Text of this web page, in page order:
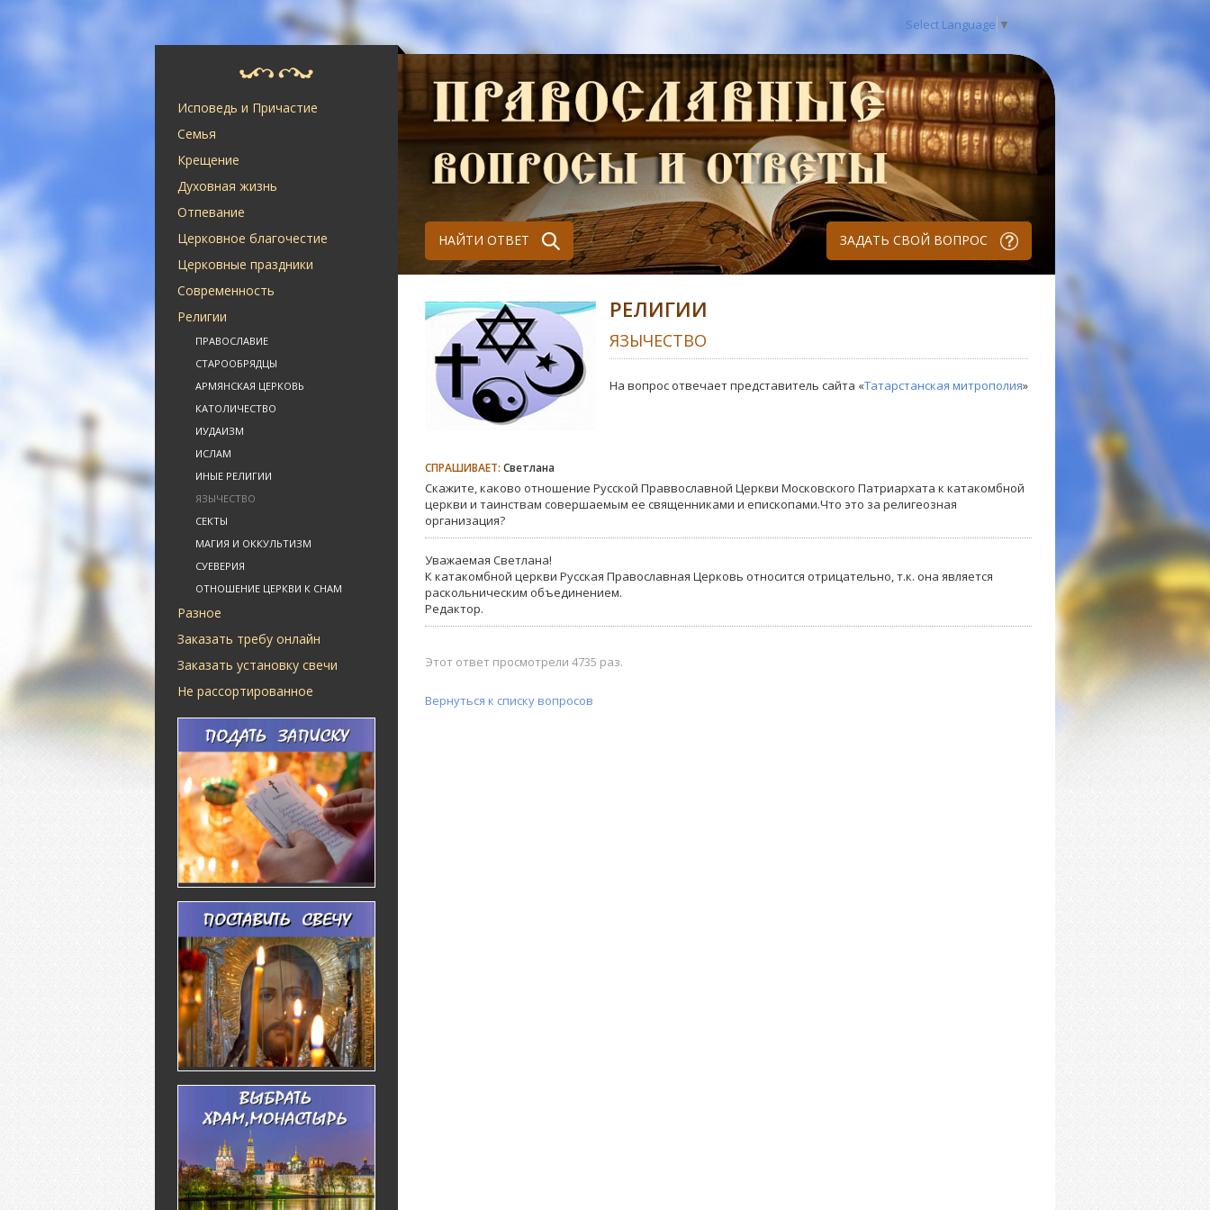
Select Language ▼
Исповедь и Причастие
Семья
Крещение
Духовная жизнь
Отпевание
Церковное благочестие
Церковные праздники
Современность
Религии
ПРАВОСЛАВИЕ
СТАРООБРЯДЦЫ
АРМЯНСКАЯ ЦЕРКОВЬ
КАТОЛИЧЕСТВО
ИУДАИЗМ
ИСЛАМ
ИНЫЕ РЕЛИГИИ
ЯЗЫЧЕСТВО
СЕКТЫ
МАГИЯ И ОККУЛЬТИЗМ
СУЕВЕРИЯ
ОТНОШЕНИЕ ЦЕРКВИ К СНАМ
Разное
Заказать требу онлайн
Заказать установку свечи
Не рассортированное
НАЙТИ ОТВЕТ ЗАДАТЬ СВОЙ ВОПРОС
РЕЛИГИИ
ЯЗЫЧЕСТВО
На вопрос отвечает представитель сайта «Татарстанская митрополия»
СПРАШИВАЕТ: Светлана
Скажите, каково отношение Русской Праввославной Церкви Московского Патриархата к катакомбной
церкви и таинствам совершаемым ее священниками и епископами.Что это за религеозная
организация?
Уважаемая Светлана!
К катакомбной церкви Русская Православная Церковь относится отрицательно, т.к. она является
раскольническим объединением.
Редактор.
Этот ответ просмотрели 4735 раз.
Вернуться к списку вопросов